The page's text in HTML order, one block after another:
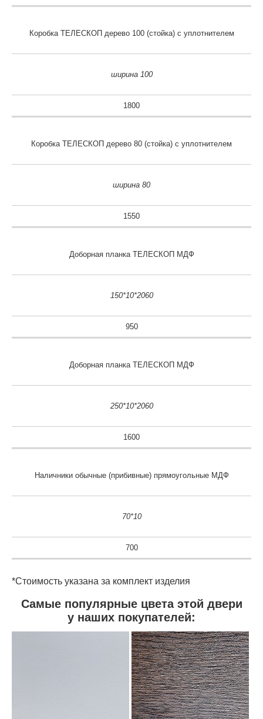
Коробка ТЕЛЕСКОП дерево 100 (стойка) с уплотнителем
ширина 100
1800
Коробка ТЕЛЕСКОП дерево 80 (стойка) с уплотнителем
ширина 80
1550
Доборная планка ТЕЛЕСКОП МДФ
150*10*2060
950
Доборная планка ТЕЛЕСКОП МДФ
250*10*2060
1600
Наличники обычные (прибивные) прямоугольные МДФ
70*10
700
*Стоимость указана за комплект изделия
Самые популярные цвета этой двери
у наших покупателей: